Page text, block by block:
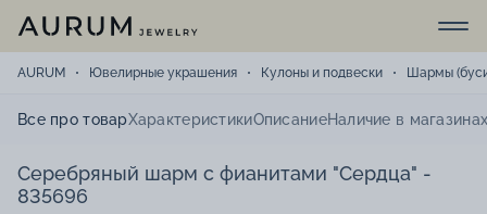
AURUM Ювелирные украшения Кулоны и подвески Шармы
Все про товарХарактеристикиОписаниеНаличие в
Серебряный шарм с фианитами "Сердца" -
835696